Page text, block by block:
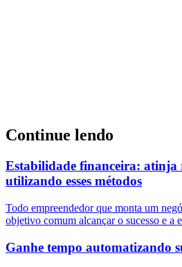
Continue lendo
Estabilidade financeira: atinja
utilizando esses métodos
Todo empreendedor que monta um
objetivo comum alcançar o sucesso e a
Ganhe tempo automatizando